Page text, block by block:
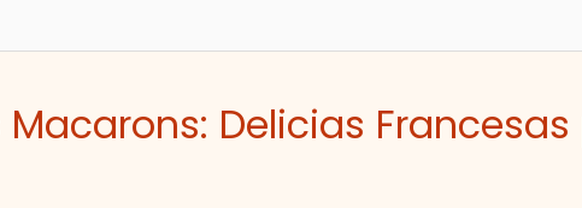
Delicias